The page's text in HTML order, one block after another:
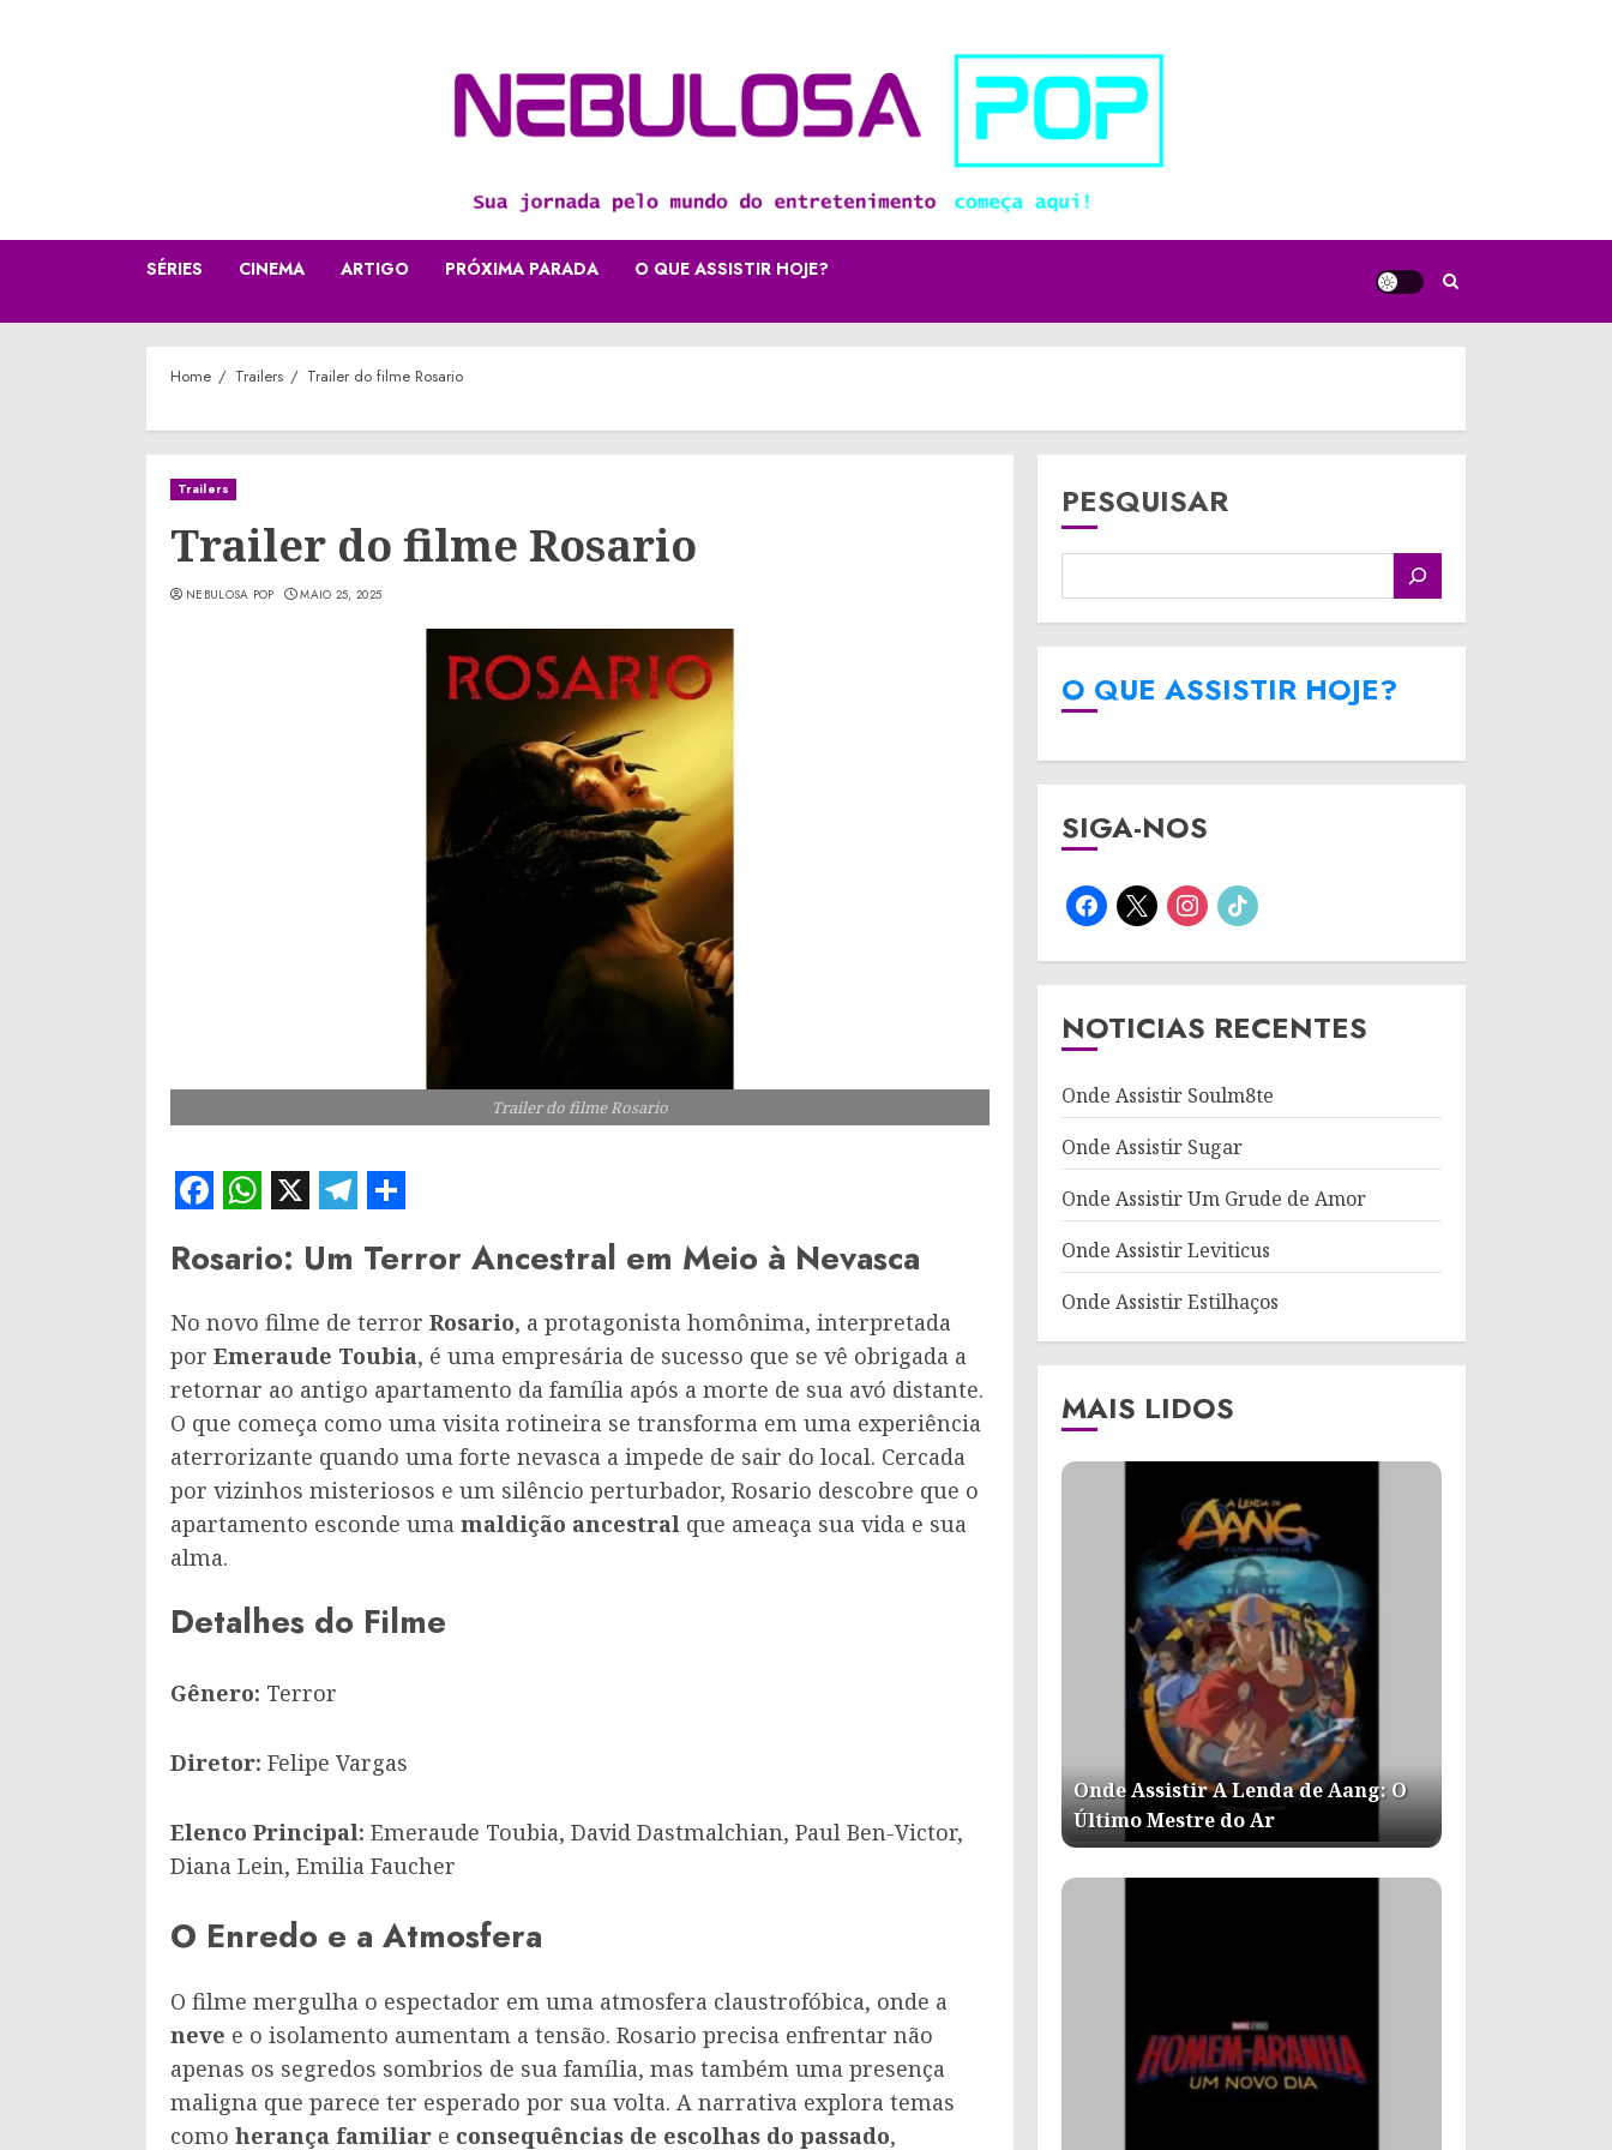
SÉRIES CINEMA ARTIGO PRÓXIMA PARADA O QUE ASSISTIR HOJE?
Home Trailers Trailer do filme Rosario
Trailers
Trailer do filme Rosario
NEBULOSA POP MAIO 25, 2025
Trailer do filme Rosario
Rosario: Um Terror Ancestral em Meio à Nevasca
No novo filme de terror Rosario, a protagonista homônima, interpretada
por Emeraude Toubia, é uma empresária de sucesso que se vê obrigada a
retornar ao antigo apartamento da família após a morte de sua avó distante.
O que começa como uma visita rotineira se transforma em uma experiência
aterrorizante quando uma forte nevasca a impede de sair do local. Cercada
por vizinhos misteriosos e um silêncio perturbador, Rosario descobre que o
apartamento esconde uma maldição ancestral que ameaça sua vida e sua
alma.
Detalhes do Filme
Gênero: Terror
Diretor: Felipe Vargas
Elenco Principal: Emeraude Toubia, David Dastmalchian, Paul Ben-Victor,
Diana Lein, Emilia Faucher
O Enredo e a Atmosfera
O filme mergulha o espectador em uma atmosfera claustrofóbica, onde a
neve e o isolamento aumentam a tensão. Rosario precisa enfrentar não
apenas os segredos sombrios de sua família, mas também uma presença
maligna que parece ter esperado por sua volta. A narrativa explora temas
como herança familiar e consequências de escolhas do passado,
PESQUISAR
O QUE ASSISTIR HOJE?
SIGA-NOS
facebook
x instagram
tiktok
NOTICIAS RECENTES
Onde Assistir Soulm8te
Onde Assistir Sugar
Onde Assistir Um Grude de Amor
Onde Assistir Leviticus
Onde Assistir Estilhaços
MAIS LIDOS
Onde Assistir A Lenda de Aang: O
Último Mestre do Ar